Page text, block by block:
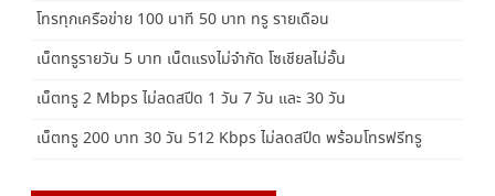
โทรทุกเครือข่าย 100 นาที 50 บาท ทรู รายเดือน
เน็ตทรูรายวัน 5 บาท เน็ตแรงไม่จำกัด โซเชียลไม่อั้น
เน็ตทรู 2 Mbps ไม่ลดสปีด 1 วัน 7 วัน และ 30 วัน
เน็ตทรู 200 บาท 30 วัน 512 Kbps ไม่ลดสปีด พร้อมโทรฟรีทรู